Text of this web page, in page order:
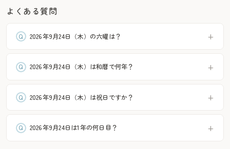
よくある質問
2026年9月24日（木）の六曜は？
2026年9月24日（木）は和暦で何年？
2026年9月24日（木）は祝日ですか？
2026年9月24日は1年の何日目？